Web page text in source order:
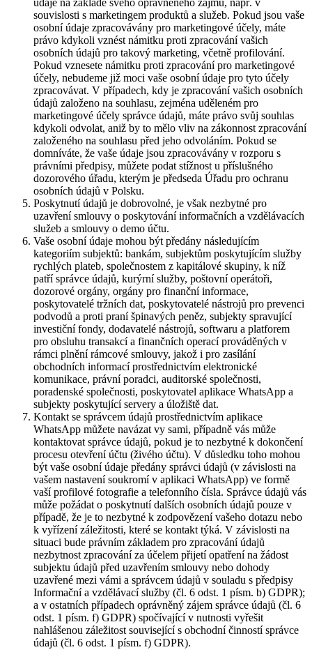
údaje na základě svého oprávněného zájmu, např. v
souvislosti s marketingem produktů a služeb. Pokud jsou vaše
osobní údaje zpracovávány pro marketingové účely, máte
právo kdykoli vznést námitku proti zpracování vašich
osobních údajů pro takový marketing, včetně profilování.
Pokud vznesete námitku proti zpracování pro marketingové
účely, nebudeme již moci vaše osobní údaje pro tyto účely
zpracovávat. V případech, kdy je zpracování vašich osobních
údajů založeno na souhlasu, zejména uděleném pro
marketingové účely správce údajů, máte právo svůj souhlas
kdykoli odvolat, aniž by to mělo vliv na zákonnost zpracování
založeného na souhlasu před jeho odvoláním. Pokud se
domníváte, že vaše údaje jsou zpracovávány v rozporu s
právními předpisy, můžete podat stížnost u příslušného
dozorového úřadu, kterým je předseda Úřadu pro ochranu
osobních údajů v Polsku.
Poskytnutí údajů je dobrovolné, je však nezbytné pro
uzavření smlouvy o poskytování informačních a vzdělávacích
služeb a smlouvy o demo účtu.
Vaše osobní údaje mohou být předány následujícím
kategoriím subjektů: bankám, subjektům poskytujícím služby
rychlých plateb, společnostem z kapitálové skupiny, k níž
patří správce údajů, kurýrní služby, poštovní operátoři,
dozorové orgány, orgány pro finanční informace,
poskytovatelé tržních dat, poskytovatelé nástrojů pro prevenci
podvodů a proti praní špinavých peněz, subjekty spravující
investiční fondy, dodavatelé nástrojů, softwaru a platforem
pro obsluhu transakcí a finančních operací prováděných v
rámci plnění rámcové smlouvy, jakož i pro zasílání
obchodních informací prostřednictvím elektronické
komunikace, právní poradci, auditorské společnosti,
poradenské společnosti, poskytovatel aplikace WhatsApp a
subjekty poskytující servery a úložiště dat.
Kontakt se správcem údajů prostřednictvím aplikace
WhatsApp můžete navázat vy sami, případně vás může
kontaktovat správce údajů, pokud je to nezbytné k dokončení
procesu otevření účtu (živého účtu). V důsledku toho mohou
být vaše osobní údaje předány správci údajů (v závislosti na
vašem nastavení soukromí v aplikaci WhatsApp) ve formě
vaší profilové fotografie a telefonního čísla. Správce údajů vás
může požádat o poskytnutí dalších osobních údajů pouze v
případě, že je to nezbytné k zodpovězení vašeho dotazu nebo
k vyřízení záležitosti, které se kontakt týká. V závislosti na
situaci bude právním základem pro zpracování údajů
nezbytnost zpracování za účelem přijetí opatření na žádost
subjektu údajů před uzavřením smlouvy nebo dohody
uzavřené mezi vámi a správcem údajů v souladu s předpisy
Informační a vzdělávací služby (čl. 6 odst. 1 písm. b) GDPR);
a v ostatních případech oprávněný zájem správce údajů (čl. 6
odst. 1 písm. f) GDPR) spočívající v nutnosti vyřešit
nahlášenou záležitost související s obchodní činností správce
údajů (čl. 6 odst. 1 písm. f) GDPR).